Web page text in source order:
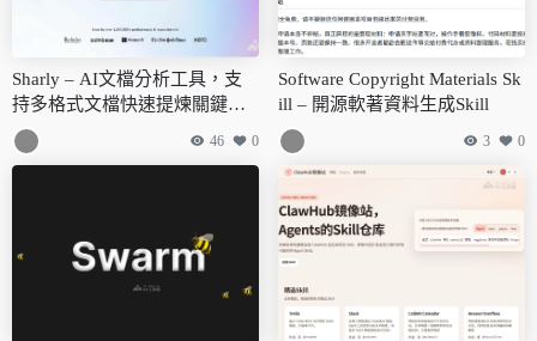
Sharly – AI文檔分析工具，支
持多格式文檔快速提煉關鍵信
息
46 0
Software Copyright Materials Sk
ill – 開源軟著資料生成Skill
3 0